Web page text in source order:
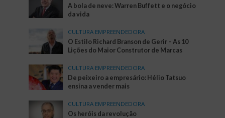
A bola de neve: Warren Buffett e o negócio
da vida
CULTURA EMPREENDEDORA
O Estilo Richard Branson de Gerir – As 10
Lições do Maior Construtor de Marcas
CULTURA EMPREENDEDORA
De peixeiro a empresário: Hélio Tatsuo
ensina a vender mais
CULTURA EMPREENDEDORA
Os heróis da revolução